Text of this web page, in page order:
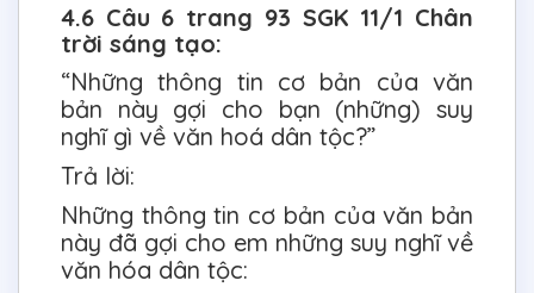
4.6 Câu 6 trang 93 SGK 11/1 Chân
trời sáng tạo:
“Những thông tin cơ bản của văn
bản này gợi cho bạn (những) suy
nghĩ gì về văn hoá dân tộc?”
Trả lời:
Những thông tin cơ bản của văn bản
này đã gợi cho em những suy nghĩ về
văn hóa dân tộc: